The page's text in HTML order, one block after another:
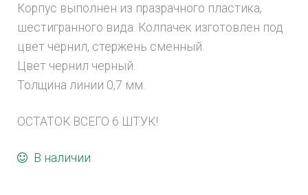
Корпус выполнен из празрачного пластика,
шестигранного вида. Колпачек изготовлен под
цвет чернил, стержень сменный.
Цвет чернил черный.
Толщина линии 0,7 мм.
ОСТАТОК ВСЕГО 6 ШТУК!
В наличии